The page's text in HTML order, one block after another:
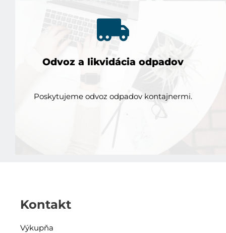
Odvoz a likvidácia odpadov
Poskytujeme odvoz odpadov kontajnermi.
Kontakt
Výkupňa